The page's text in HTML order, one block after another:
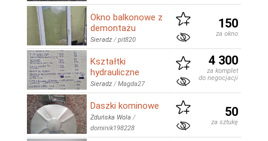
Okno balkonowe z
demontażu
Sieradz /pit820
150
za okno
Kształtki
hydrauliczne
Sieradz /Magda27
4 300
za komplet
do negocjacji
Daszki kominowe
Zduńska Wola /
dominik198228
50
za sztukę